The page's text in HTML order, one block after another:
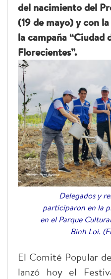
del nacimiento del
(19 de mayo) y con
la campaña “Ciudad
Florecientes”.
Delegados y
participaron en la
en el Parque
Binh Loi.
El Comité Popular
lanzó hoy el